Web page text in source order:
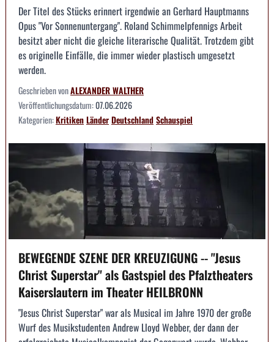
Der Titel des Stücks erinnert irgendwie an Gerhard Hauptmanns
Opus "Vor Sonnenuntergang". Roland Schimmelpfennigs Arbeit
besitzt aber nicht die gleiche literarische Qualität. Trotzdem gibt
es originelle Einfälle, die immer wieder plastisch umgesetzt
werden.
Geschrieben vonALEXANDER WALTHER
Veröffentlichungsdatum:07.06.2026
Kategorien:KritikenLänderDeutschlandSchauspiel
BEWEGENDE SZENE DER KREUZIGUNG -- "Jesus
Christ Superstar" als Gastspiel des Pfalztheaters
Kaiserslautern im Theater HEILBRONN
"Jesus Christ Superstar" war als Musical im Jahre 1970 der große
Wurf des Musikstudenten Andrew Lloyd Webber, der dann der